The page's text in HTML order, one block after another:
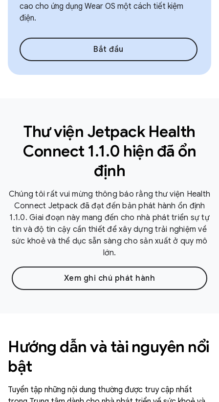
cao cho ứng dụng Wear OS một cách tiết kiệm
điện.
Bắt đầu
Thư viện Jetpack Health
Connect 1.1.0 hiện đã ổn
định
Chúng tôi rất vui mừng thông báo rằng thư viện Health
Connect Jetpack đã đạt đến bản phát hành ổn định
1.1.0. Giai đoạn này mang đến cho nhà phát triển sự tự
tin và độ tin cậy cần thiết để xây dựng trải nghiệm về
sức khoẻ và thể dục sẵn sàng cho sản xuất ở quy mô
lớn.
Xem ghi chú phát hành
Hướng dẫn và tài nguyên nổi
bật
Tuyển tập những nội dung thường được truy cập nhất